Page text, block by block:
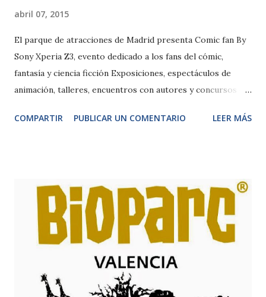
abril 07, 2015
El parque de atracciones de Madrid presenta Comic fan By
Sony Xperia Z3, evento dedicado a los fans del cómic,
fantasía y ciencia ficción Exposiciones, espectáculos de
animación, talleres, encuentros con autores y concursos de
Juego de Tronos, ser testigo de una horda de orcos de El
letra élfica o incluso dibujar un cómic…Todo esto y mucho
más lo puedes encontrar los tres últimos fines de semana
de abril si visitas el Parque de Atracciones de Madrid en la
primera edición del COMIC FAN by SONY XPERIA Z3.
Durante COMIC FAN by SONY XPERIA Z3 tendrán lugar una
gran variedad de actividades: Exposiciones dedicadas a
repasar la historia del género fantástico. Sesiones de
COMPARTIR PUBLICAR UN COMENTARIO LEER MÁS